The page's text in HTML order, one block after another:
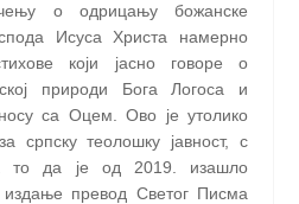
о одрицању божанске
Исуса Христа намерно
који јасно говоре о
природи Бога Логоса и
са Оцем. Ово је утолико
српску теолошку јавност, с
то да је од 2019. изашло
издање превод Светог Писма